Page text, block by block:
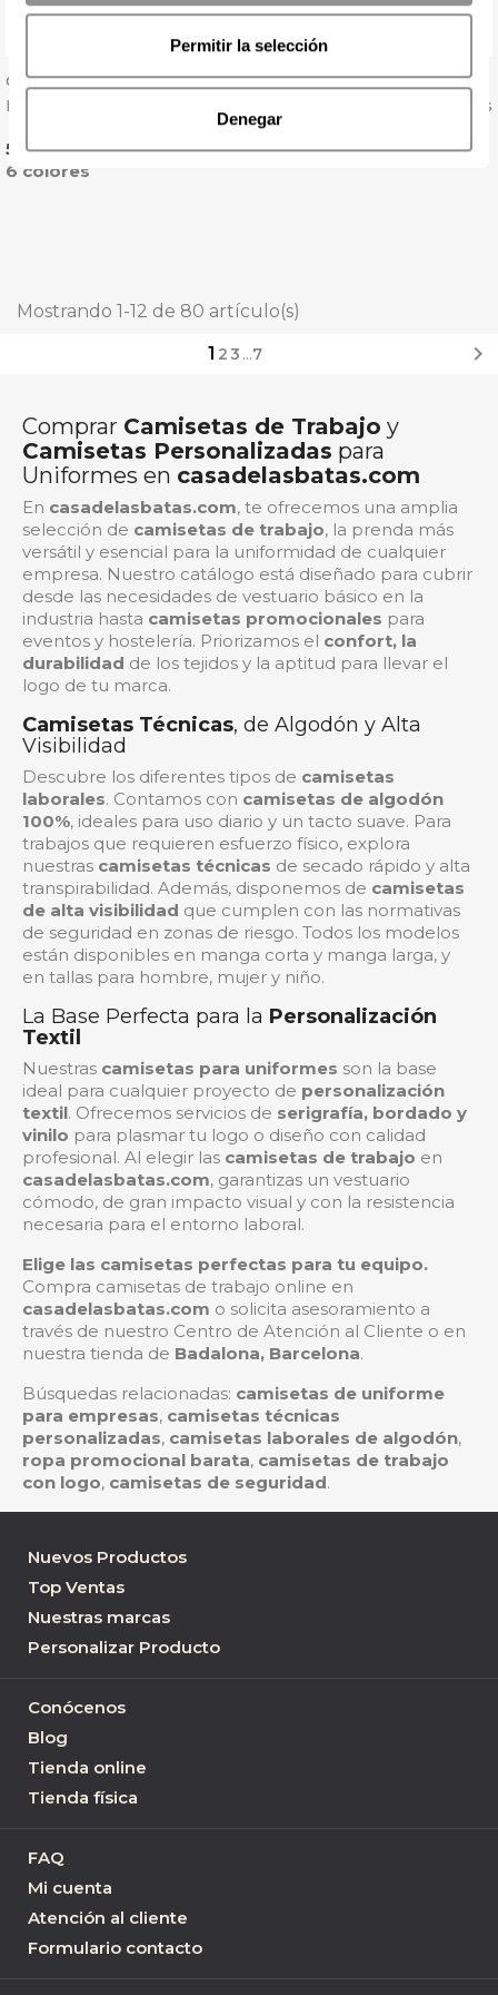
Permitir la selección
Denegar
Camiseta Mujer Cuello
Pico Imperial V - Sol's
Precio
5,79 € + IVA
6 colores
Camiseta De Mujer Rayas
Marino Miles Women - Sol's
Precio
8,84 € + IVA
Mostrando 1-12 de 80 artículo(s)
1 23 …7 
Comprar Camisetas de Trabajo y
Camisetas Personalizadas para
Uniformes en casadelasbatas.com
En casadelasbatas.com, te ofrecemos una amplia
selección de camisetas de trabajo, la prenda más
versátil y esencial para la uniformidad de cualquier
empresa. Nuestro catálogo está diseñado para cubrir
desde las necesidades de vestuario básico en la
industria hasta camisetas promocionales para
eventos y hostelería. Priorizamos el confort, la
durabilidad de los tejidos y la aptitud para llevar el
logo de tu marca.
Camisetas Técnicas, de Algodón y Alta
Visibilidad
Descubre los diferentes tipos de camisetas
laborales. Contamos con camisetas de algodón
100%, ideales para uso diario y un tacto suave. Para
trabajos que requieren esfuerzo físico, explora
nuestras camisetas técnicas de secado rápido y alta
transpirabilidad. Además, disponemos de camisetas
de alta visibilidad que cumplen con las normativas
de seguridad en zonas de riesgo. Todos los modelos
están disponibles en manga corta y manga larga, y
en tallas para hombre, mujer y niño.
La Base Perfecta para la Personalización
Textil
Nuestras camisetas para uniformes son la base
ideal para cualquier proyecto de personalización
textil. Ofrecemos servicios de serigrafía, bordado y
vinilo para plasmar tu logo o diseño con calidad
profesional. Al elegir las camisetas de trabajo en
casadelasbatas.com, garantizas un vestuario
cómodo, de gran impacto visual y con la resistencia
necesaria para el entorno laboral.
Elige las camisetas perfectas para tu equipo.
Compra camisetas de trabajo online en
casadelasbatas.com o solicita asesoramiento a
través de nuestro Centro de Atención al Cliente o en
nuestra tienda de Badalona, Barcelona.
Búsquedas relacionadas: camisetas de uniforme
para empresas, camisetas técnicas
personalizadas, camisetas laborales de algodón,
ropa promocional barata, camisetas de trabajo
con logo, camisetas de seguridad.
Nuevos Productos
Top Ventas
Nuestras marcas
Personalizar Producto
Conócenos
Blog
Tienda online
Tienda física
FAQ
Mi cuenta
Atención al cliente
Formulario contacto